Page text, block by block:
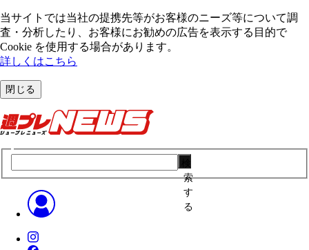
当サイトでは当社の提携先等がお客様のニーズ等について調
査・分析したり、お客様にお勧めの広告を表⽰する⽬的で
Cookie を使⽤する場合があります。
詳しくはこちら
閉じる
索
す
る